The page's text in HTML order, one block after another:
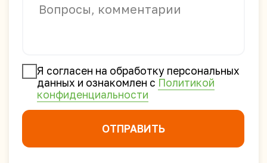
Баклея
Зефир и мармелад
Соевое мясо и чипсы
Напитки
Семечки и арахис